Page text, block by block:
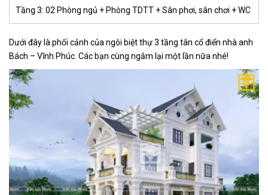
Tầng 3: 02 Phòng ngủ + Phòng TDTT + Sân phơi, sân chơi + WC
Dưới đây là phối cảnh của ngôi biệt thự 3 tầng tân cổ điển nhà anh
Bách – Vĩnh Phúc. Các bạn cùng ngắm lại một lần nữa nhé!